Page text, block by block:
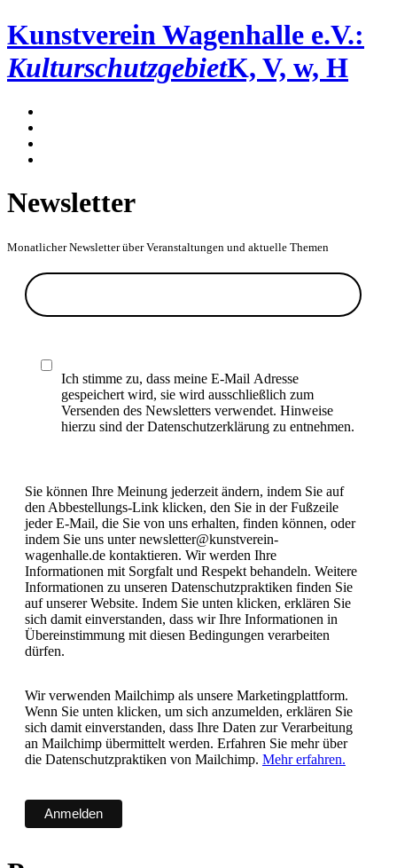
Kunstverein Wagenhalle e.V.:
KulturschutzgebietK, V, w, H
Newsletter
Monatlicher Newsletter über Veranstaltungen und aktuelle Themen
Ich stimme zu, dass meine E-Mail Adresse
gespeichert wird, sie wird ausschließlich zum
Versenden des Newsletters verwendet. Hinweise
hierzu sind der Datenschutzerklärung zu entnehmen.
Sie können Ihre Meinung jederzeit ändern, indem Sie auf
den Abbestellungs-Link klicken, den Sie in der Fußzeile
jeder E-Mail, die Sie von uns erhalten, finden können, oder
indem Sie uns unter newsletter@kunstverein-
wagenhalle.de kontaktieren. Wir werden Ihre
Informationen mit Sorgfalt und Respekt behandeln. Weitere
Informationen zu unseren Datenschutzpraktiken finden Sie
auf unserer Website. Indem Sie unten klicken, erklären Sie
sich damit einverstanden, dass wir Ihre Informationen in
Übereinstimmung mit diesen Bedingungen verarbeiten
dürfen.
Wir verwenden Mailchimp als unsere Marketingplattform.
Wenn Sie unten klicken, um sich anzumelden, erklären Sie
sich damit einverstanden, dass Ihre Daten zur Verarbeitung
an Mailchimp übermittelt werden. Erfahren Sie mehr über
die Datenschutzpraktiken von Mailchimp. Mehr erfahren.